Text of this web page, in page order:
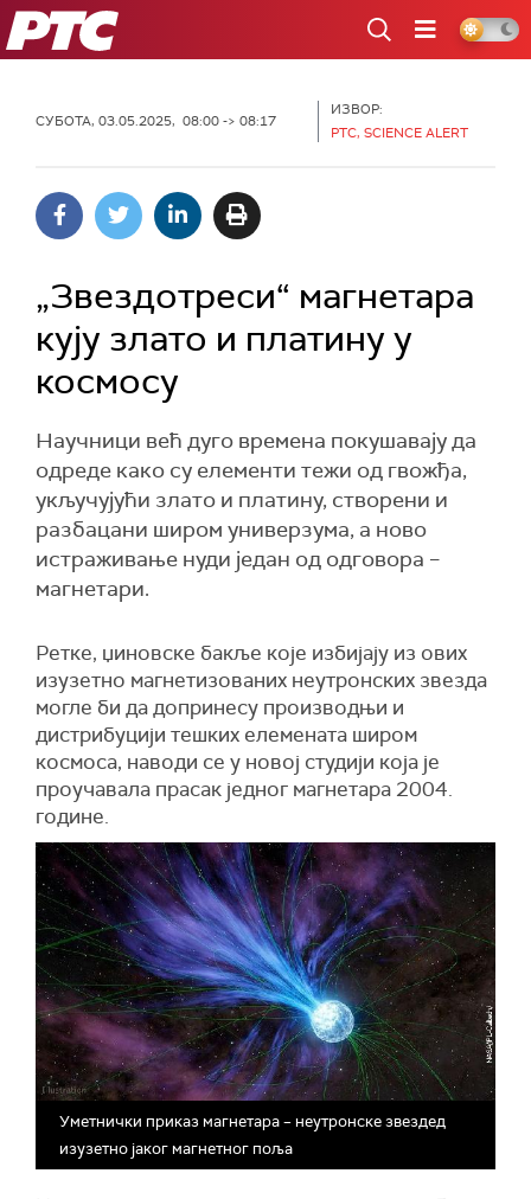
РТС
СУБОТА, 03.05.2025, 08:00 -> 08:17
ИЗВОР:
РТС, SCIENCE ALERT
„Звездотреси“ магнетара
кују злато и платину у
космосу
Научници већ дуго времена покушавају да
одреде како су елементи тежи од гвожђа,
укључујући злато и платину, створени и
разбацани широм универзума, а ново
истраживање нуди један од одговора –
магнетари.
Ретке, џиновске бакље које избијају из ових
изузетно магнетизованих неутронских звезда
могле би да допринесу производњи и
дистрибуцији тешких елемената широм
космоса, наводи се у новој студији која је
проучавала прасак једног магнетара 2004.
године.
Уметнички приказ магнетара – неутронске звездед
изузетно јаког магнетног поља